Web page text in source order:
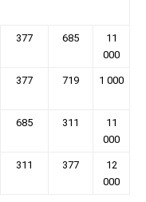
377 685
11
000
377 719 1 000
685 311
11
000
311 377
12
000